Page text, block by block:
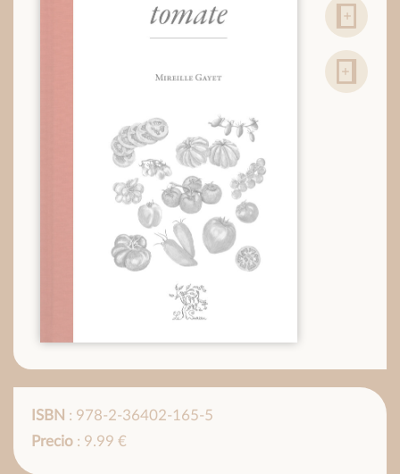
ISBN : 978-2-36402-165-5
Precio : 9.99 €